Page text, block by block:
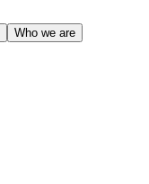
Who we are